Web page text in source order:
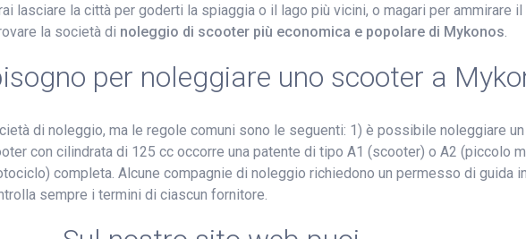
lasciare la città per goderti la spiaggia o il lago più vicini, o magari per ammirare
la società di noleggio di scooter più economica e popolare di Mykonos
per noleggiare uno scooter a
di noleggio, ma le regole comuni sono le seguenti: 1) è possibile noleggiare
con cilindrata di 125 cc occorre una patente di tipo A1 (scooter) o A2 (piccolo
completa. Alcune compagnie di noleggio richiedono un permesso di guida
sempre i termini di ciascun fornitore.